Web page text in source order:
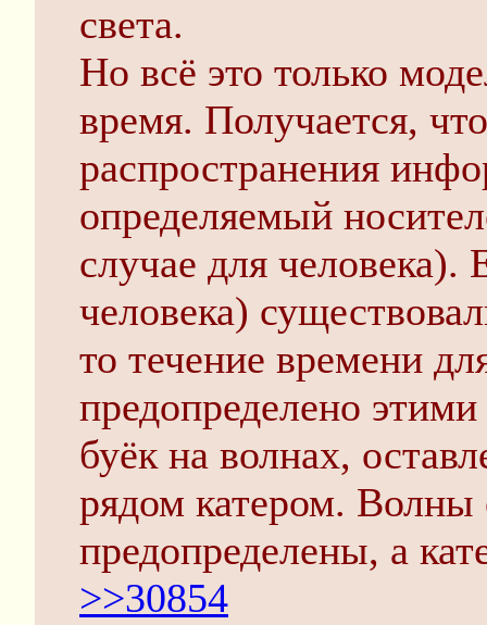
света.
Но всё это только
время. Получается,
распространения
определяемый
случае для человека).
человека)
то течение времени
предопределено
буёк на волнах,
рядом катером.
предопределены, а
>>30854